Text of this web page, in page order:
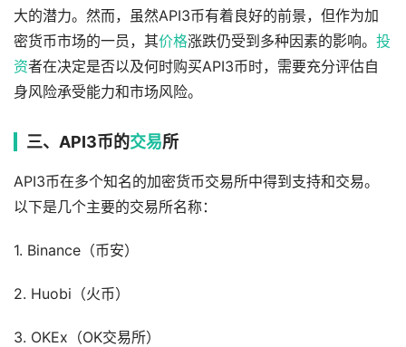
大的潜力。然而，虽然API3币有着良好的前景，但作为加
密货币市场的一员，其价格涨跌仍受到多种因素的影响。 投
资者在决定是否以及何时购买API3币时，需要充分评估自
身风险承受能力和市场风险。
三、API3币的交易所
API3币在多个知名的加密货币交易所中得到支持和交易。
以下是几个主要的交易所名称：
1. Binance（币安）
2. Huobi（火币）
3. OKEx（OK交易所）